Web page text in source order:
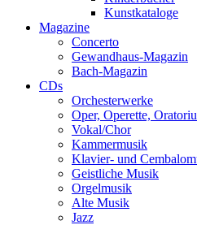
Kunstkataloge
Magazine
Concerto
Gewandhaus-Magazin
Bach-Magazin
CDs
Orchesterwerke
Oper, Operette,
Vokal/Chor
Kammermusik
Klavier- und
Geistliche Musik
Orgelmusik
Alte Musik
Jazz